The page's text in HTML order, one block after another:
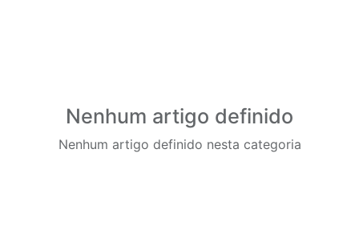
Nenhum artigo definido
Nenhum artigo definido nesta categoria